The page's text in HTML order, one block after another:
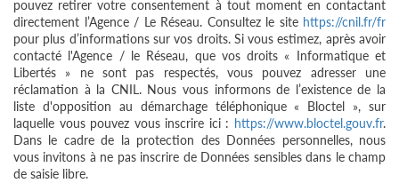
pouvez retirer votre consentement à tout moment en contactant
directement l’Agence / Le Réseau. Consultez le site https://cnil.fr/fr
pour plus d’informations sur vos droits. Si vous estimez, après avoir
contacté l'Agence / le Réseau, que vos droits « Informatique et
Libertés » ne sont pas respectés, vous pouvez adresser une
réclamation à la CNIL. Nous vous informons de l’existence de la
liste d'opposition au démarchage téléphonique « Bloctel », sur
laquelle vous pouvez vous inscrire ici : https://www.bloctel.gouv.fr.
Dans le cadre de la protection des Données personnelles, nous
vous invitons à ne pas inscrire de Données sensibles dans le champ
de saisie libre.